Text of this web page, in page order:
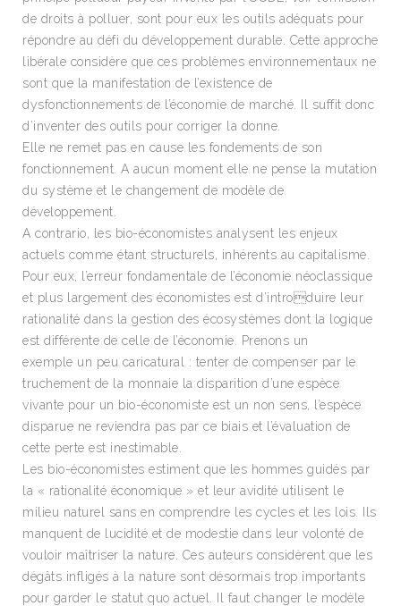
de droits à polluer, sont pour eux les outils adéquats pour
répondre au défi du développement durable. Cette approche
libérale considère que ces problèmes environnementaux ne
sont que la manifestation de l’existence de
dysfonctionnements de l’économie de marché. Il suffit donc
d’inventer des outils pour corriger la donne.
Elle ne remet pas en cause les fondements de son
fonctionnement. A aucun moment elle ne pense la mutation
du système et le changement de modèle de
développement.
A contrario, les bio-économistes analysent les enjeux
actuels comme étant structurels, inhérents au capitalisme.
Pour eux, l’erreur fondamentale de l’économie néoclassique
et plus largement des économistes est d’introduire leur
rationalité dans la gestion des écosystèmes dont la logique
est différente de celle de l’économie. Prenons un
exemple un peu caricatural : tenter de compenser par le
truchement de la monnaie la disparition d’une espèce
vivante pour un bio-économiste est un non sens, l’espèce
disparue ne reviendra pas par ce biais et l’évaluation de
cette perte est inestimable.
Les bio-économistes estiment que les hommes guidés par
la « rationalité économique » et leur avidité utilisent le
milieu naturel sans en comprendre les cycles et les lois. Ils
manquent de lucidité et de modestie dans leur volonté de
vouloir maîtriser la nature. Ces auteurs considèrent que les
dégâts infligés à la nature sont désormais trop importants
pour garder le statut quo actuel. Il faut changer le modèle